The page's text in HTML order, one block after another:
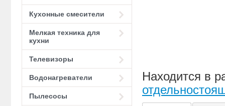
Кухонные смесители
Мелкая техника для
кухни
Телевизоры
Водонагреватели
Пылесосы
Находится в